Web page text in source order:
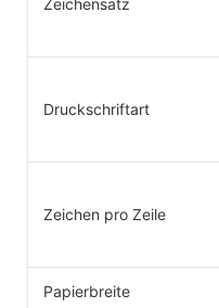
Druckschriftart
Zeichen pro Zeile
Papierbreite